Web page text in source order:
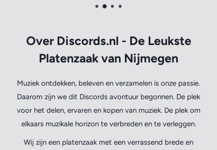
Over Discords.nl - De Leukste
Platenzaak van Nijmegen
Muziek ontdekken, beleven en verzamelen is onze passie.
Daarom zijn we dit Discords avontuur begonnen. De plek
voor het delen, ervaren en kopen van muziek. De plek om
elkaars muzikale horizon te verbreden en te verleggen.
Wij zijn een platenzaak met een verrassend brede en